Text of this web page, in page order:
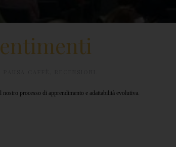
nostro processo di apprendimento e adattabilità evolutiva.